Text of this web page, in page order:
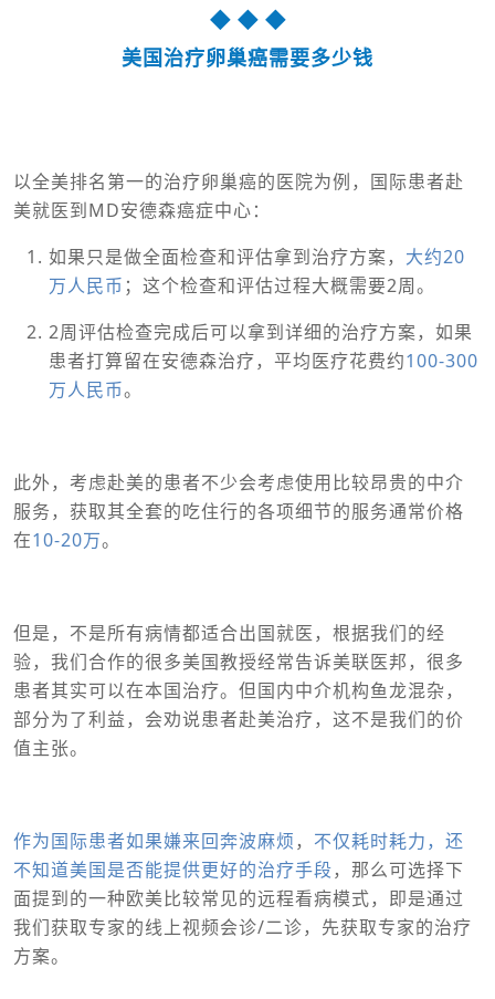
◆ ◆ ◆
美国治疗卵巢癌需要多少钱
以全美排名第一的治疗卵巢癌的医院为例，国际患者赴
美就医到MD安德森癌症中心：
如果只是做全面检查和评估拿到治疗方案， 大约20
万人民币 ；这个检查和评估过程大概需要2周。
2周评估检查完成后可以拿到详细的治疗方案，如果
患者打算留在安德森治疗，平均医疗花费约100-300
万人民币。
此外，考虑赴美的患者不少会考虑使用比较昂贵的中介
服务，获取其全套的吃住行的各项细节的服务通常价格
在10-20万。
但是，不是所有病情都适合出国就医，根据我们的经
验，我们合作的很多美国教授经常告诉美联医邦，很多
患者其实可以在本国治疗。但国内中介机构鱼龙混杂，
部分为了利益，会劝说患者赴美治疗，这不是我们的价
值主张。
作为国际患者如果嫌来回奔波麻烦 ， 不仅耗时耗力，还
不知道美国是否能提供更好的治疗手段，那么可选择下
面提到的一种欧美比较常见的远程看病模式，即是通过
我们获取专家的线上视频会诊/二诊，先获取专家的治疗
方案。